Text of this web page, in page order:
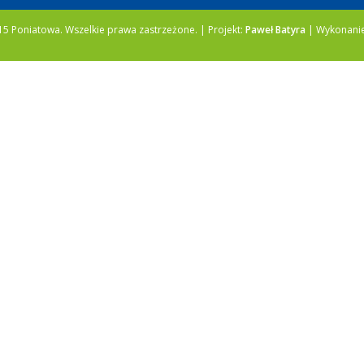
Poniatowa. Wszelkie prawa zastrzeżone. | Projekt: Paweł Batyra |